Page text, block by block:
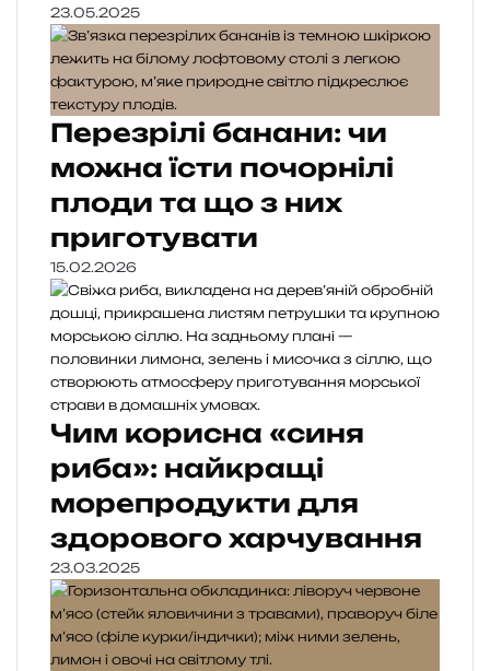
23.05.2025
Перезрілі банани: чи
можна їсти почорнілі
плоди та що з них
приготувати
15.02.2026
Чим корисна «синя
риба»: найкращі
морепродукти для
здорового харчування
23.03.2025